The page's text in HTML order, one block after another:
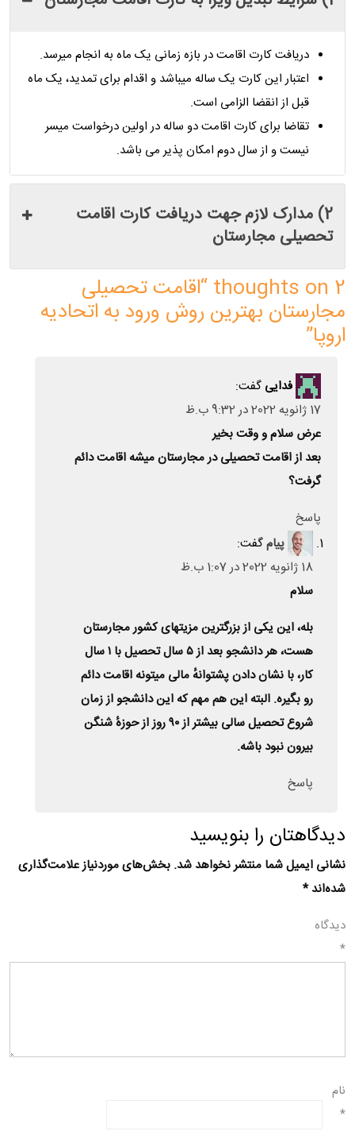
دریافت کارت اقامت در بازه زمانی یک ماه به انجام میرسد.
اعتبار این کارت یک‌ ساله میباشد و اقدام برای تمدید، یک ماه
قبل از انقضا الزامی است.
تقاضا برای کارت اقامت دو ساله در اولین درخواست میسر
نیست و از سال دوم امکان پذیر می باشد.
2) مدارک لازم جهت دریافت کارت اقامت
تحصیلی مجارستان
2 thoughts on “ اقامت تحصیلی
مجارستان بهترین روش ورود به اتحادیه
اروپا”
فدایی گفت:
17 ژانویه 2022 در 9:32 ب.ظ
عرض سلام و وقت بخیر
بعد از اقامت تحصیلی در مجارستان میشه اقامت دائم
گرفت؟
پاسخ
پیامگفت:
18 ژانویه 2022 در 1:07 ب.ظ
سلام
بله، این یکی از بزرگترین مزیتهای کشور مجارستان
هست، هر دانشجو بعد از ۵ سال تحصیل با ۱ سال
کار، با نشان دادن پشتوانهٔ مالی میتونه اقامت دائم
رو بگیره. البته این هم مهم که این دانشجو از زمان
شروع تحصیل سالی بیشتر از ۹۰ روز از حوزهٔ شنگن
بیرون نبود باشه.
پاسخ
دیدگاهتان را بنویسید
نشانی ایمیل شما منتشر نخواهد شد. بخش‌های موردنیاز علامت‌گذاری
شده‌اند*
دیدگاه
*
نام
*